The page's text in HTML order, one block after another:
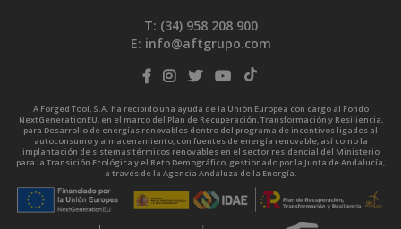
T: (34) 958 208 900
E: info@aftgrupo.com
A Forged Tool, S.A. ha recibido una ayuda de la Unión Europea con cargo al Fondo
NextGenerationEU, en el marco del Plan de Recuperación, Transformación y Resiliencia,
para Desarrollo de energías renovables dentro del programa de incentivos ligados al
autoconsumo y almacenamiento, con fuentes de energía renovable, así como la
implantación de sistemas térmicos renovables en el sector residencial del Ministerio
para la Transición Ecológica y el Reto Demográfico, gestionado por la Junta de Andalucía,
a través de la Agencia Andaluza de la Energía.